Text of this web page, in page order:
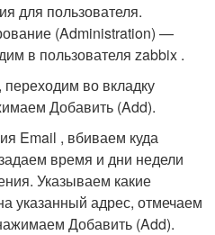
для пользователя.
(Administration) —
в пользователя zabbix .
переходим во вкладку
Добавить (Add).
Email , вбиваем куда
время и дни недели
Указываем какие
указанный адрес, отмечаем
Добавить (Add).